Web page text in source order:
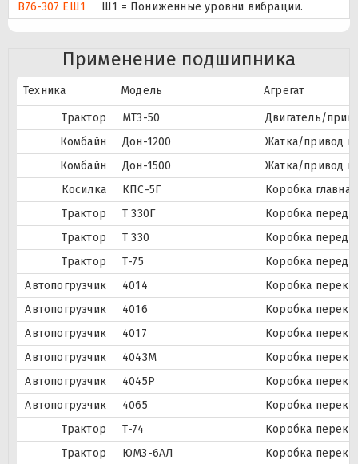
В76-307 ЕШ1 Ш1 = Пониженные уровни вибрации.
Применение подшипника
Техника Модель
Агрегат
Трактор
МТЗ-50
Двигатель/
Комбайн
Дон-1200
Жатка/привод
Комбайн
Дон-1500
Жатка/привод
Косилка
КПС-5Г
Коробка главная
Трактор
Т 330Г
Коробка
Трактор
Т 330
Коробка
Трактор
Т-75
Коробка
Автопогрузчик
4014
Коробка
Автопогрузчик
4016
Коробка
Автопогрузчик
4017
Коробка
Автопогрузчик
4043М
Коробка
Автопогрузчик
4045Р
Коробка
Автопогрузчик
4065
Коробка
Трактор
Т-74
Коробка
Трактор
ЮМЗ-6АЛ
Коробка